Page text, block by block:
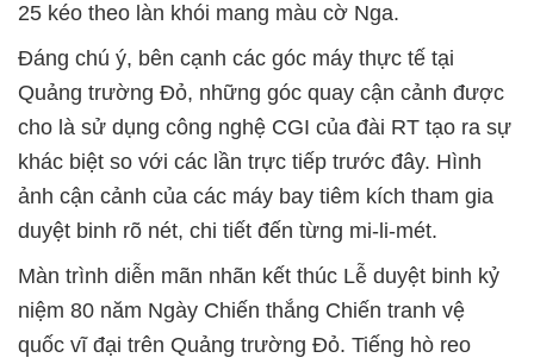
25 kéo theo làn khói mang màu cờ Nga.
Đáng chú ý, bên cạnh các góc máy thực tế tại
Quảng trường Đỏ, những góc quay cận cảnh được
cho là sử dụng công nghệ CGI của đài RT tạo ra sự
khác biệt so với các lần trực tiếp trước đây. Hình
ảnh cận cảnh của các máy bay tiêm kích tham gia
duyệt binh rõ nét, chi tiết đến từng mi-li-mét.
Màn trình diễn mãn nhãn kết thúc Lễ duyệt binh kỷ
niệm 80 năm Ngày Chiến thắng Chiến tranh vệ
quốc vĩ đại trên Quảng trường Đỏ. Tiếng hò reo